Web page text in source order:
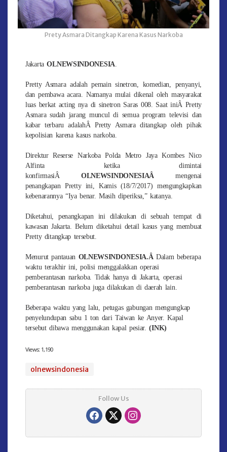
Prety Asmara Ditangkap Karena Kasus Narkoba
JakartaOLNEWSINDONESIA
Pretty Asmara adalah pemain sinetron, komedian, penyanyi,
dan pembawa acara. Namanya mulai dikenal oleh masyarakat
luas berkat acting nya di sinetron Saras 008. Saat iniÂ Pretty
Asmara sudah jarang muncul di semua program televisi dan
kabar terbaru adalahÂ Pretty Asmara ditangkap oleh pihak
kepolisian karena kasus narkoba.
Direktur Reserse Narkoba Polda Metro Jaya Kombes Nico
Alfinta ketika dimintai
konfirmasiÂ OLNEWSINDONESIAÂmengenai
penangkapan Pretty ini, Kamis (18/7/2017) mengungkapkan
kebenarannya “Iya benar. Masih diperiksa,” katanya.
Diketahui, penangkapan ini dilakukan di sebuah tempat di
kawasan Jakarta. Belum diketahui detail kasus yang membuat
Pretty ditangkap tersebut.
Menurut pantauan OLNEWSINDONESIA.Â Dalam beberapa
waktu terakhir ini, polisi menggalakkan operasi
pemberantasan narkoba. Tidak hanya di Jakarta, operasi
pemberantasan narkoba juga dilakukan di daerah lain.
Beberapa waktu yang lalu, petugas gabungan mengungkap
penyelundupan sabu 1 ton dari Taiwan ke Anyer. Kapal
tersebut dibawa menggunakan kapal pesiar.(INK)
Views: 1,190
olnewsindonesia
Follow Us